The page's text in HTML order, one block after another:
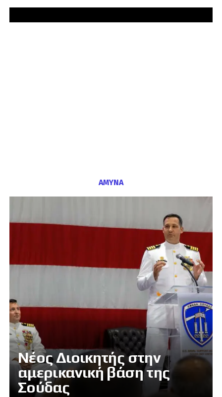
ΑΜΥΝΑ
Νέος Διοικητής στην
αμερικανική βάση της
Σούδας